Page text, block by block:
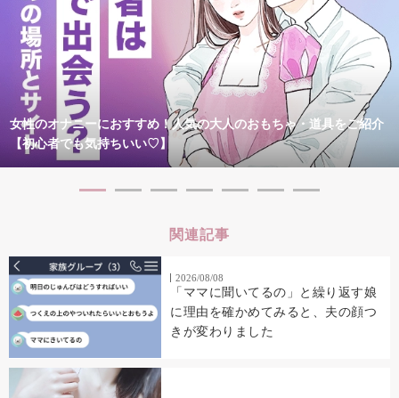
女性のオナニーにおすすめ！人気の大人のおもちゃ・道具をご紹介
【初心者でも気持ちいい♡】
関連記事
2026/08/08
「ママに聞いてるの」と繰り返す娘
に理由を確かめてみると、夫の顔つ
きが変わりました